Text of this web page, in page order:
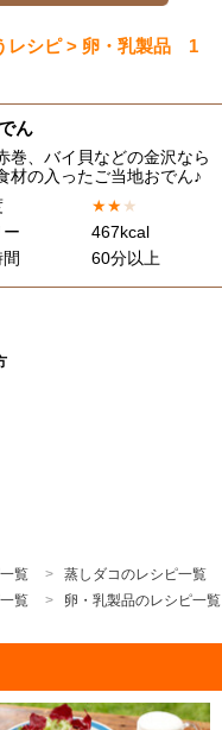
レシピ > 卵・乳製品 1
ん
巻、バイ貝などの金沢なら
材の入ったご当地おでん♪
★★★
467kcal
60分以上
覧
蒸しダコのレシピ一覧
覧 卵・乳製品のレシピ一覧